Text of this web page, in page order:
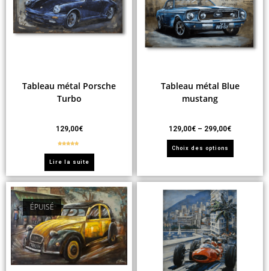
Tableau métal Porsche
Turbo
129,00€
Lire la suite
Tableau métal Blue
mustang
129,00€ – 299,00€
Choix des options
ÉPUISÉ